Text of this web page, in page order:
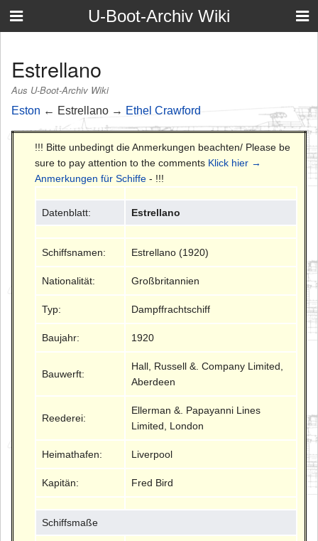
U-Boot-Archiv Wiki
Estrellano
Aus U-Boot-Archiv Wiki
Eston ← Estrellano → Ethel Crawford
!!! Bitte unbedingt die Anmerkungen beachten/ Please be
sure to pay attention to the comments Klick hier →
Anmerkungen für Schiffe - !!!
Datenblatt: Estrellano
Schiffsnamen: Estrellano (1920)
Nationalität: Großbritannien
Typ: Dampffrachtschiff
Baujahr: 1920
Bauwerft:
Hall, Russell &. Company Limited,
Aberdeen
Reederei:
Ellerman &. Papayanni Lines
Limited, London
Heimathafen: Liverpool
Kapitän: Fred Bird
Schiffsmaße